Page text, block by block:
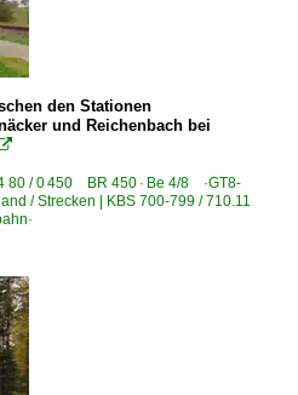
den Stationen
und Reichenbach bei
80 / 0 450 BR 450 · Be 4/8 ·GT8-
/ Strecken | KBS 700-799 / 710.11